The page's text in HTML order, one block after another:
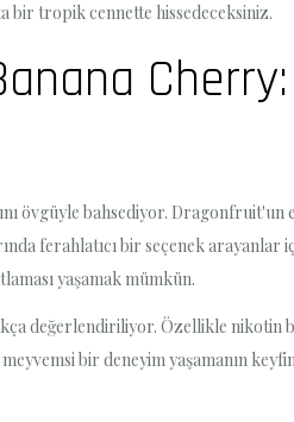
bir tropik cennette hissedeceksiniz.
Cherry:
övgüyle bahsediyor. Dragonfruit'un
ferahlatıcı bir seçenek arayanlar
yaşamak mümkün.
değerlendiriliyor. Özellikle nikotin
bir deneyim yaşamanın